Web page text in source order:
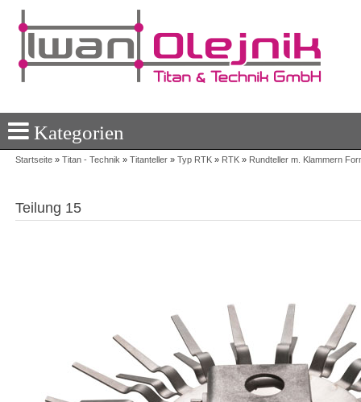
Kategorien
Startseite »Titan - Technik »Titanteller »Typ RTK » RTK » Rundteller m. Klammern
Teilung 15